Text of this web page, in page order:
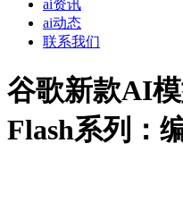
ai资讯
ai动态
联系我们
谷歌新款AI
Flash系列：